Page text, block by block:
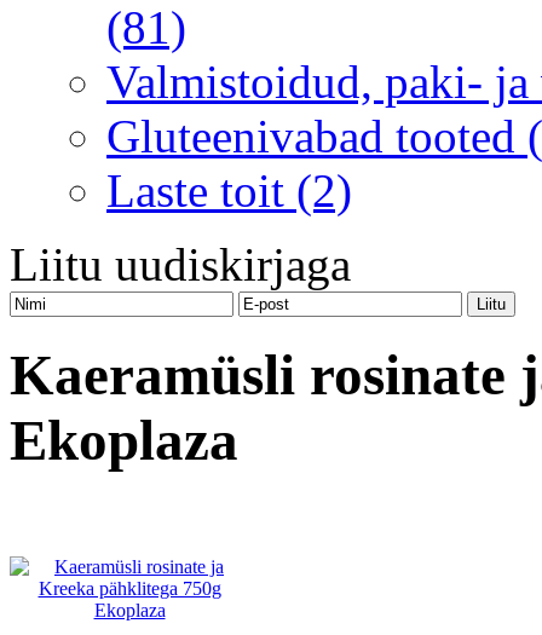
(81)
Valmistoidud, paki-
Gluteenivabad tooted
Laste toit (2)
Liitu uudiskirjaga
Kaeramüsli rosinate
Ekoplaza